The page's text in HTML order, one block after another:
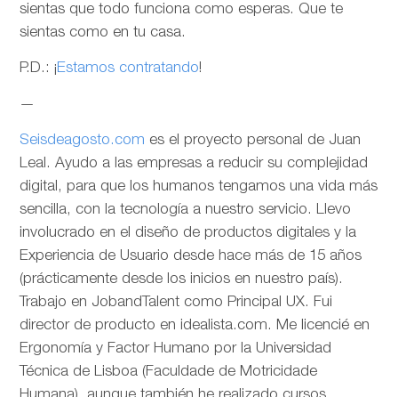
sientas que todo funciona como esperas. Que te
sientas como en tu casa.
P.D.: ¡Estamos contratando!
—
Seisdeagosto.com es el proyecto personal de Juan
Leal. Ayudo a las empresas a reducir su complejidad
digital, para que los humanos tengamos una vida más
sencilla, con la tecnología a nuestro servicio. Llevo
involucrado en el diseño de productos digitales y la
Experiencia de Usuario desde hace más de 15 años
(prácticamente desde los inicios en nuestro país).
Trabajo en JobandTalent como Principal UX. Fui
director de producto en idealista.com. Me licencié en
Ergonomía y Factor Humano por la Universidad
Técnica de Lisboa (Faculdade de Motricidade